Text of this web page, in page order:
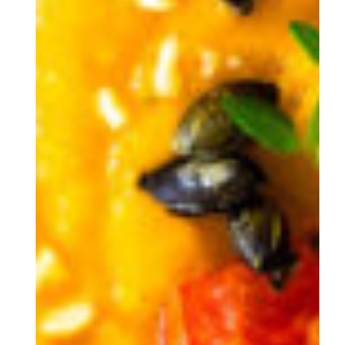
De Mënsch
COOPERATIONS S.Coop
Den Uert
D‘ Regioun Wolz / Aktivitéiten
D‘Mateneen
Eis sozial Verantwortung